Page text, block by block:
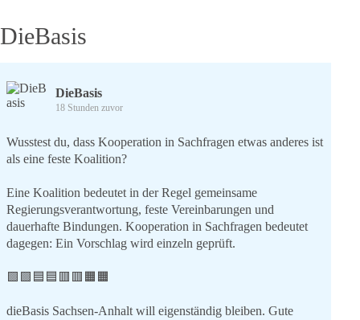
DieBasis
DieBasis
18 Stunden zuvor
Wusstest du, dass Kooperation in Sachfragen etwas anderes ist
als eine feste Koalition?
Eine Koalition bedeutet in der Regel gemeinsame
Regierungsverantwortung, feste Vereinbarungen und
dauerhafte Bindungen. Kooperation in Sachfragen bedeutet
dagegen: Ein Vorschlag wird einzeln geprüft.
🟩🟩🟦🟦🟥🟥🟧🟧
dieBasis Sachsen-Anhalt will eigenständig bleiben. Gute